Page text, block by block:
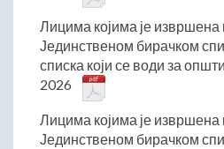
Пољопривреда
Шумарство
Грађевинарство
Саобраћај и везе
Лицима којима је
Јединственом бирачком
списка који се води за
2026
Лицима којима је
Јединственом бирачком